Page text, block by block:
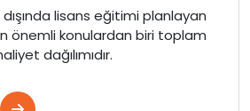
dışında lisans eğitimi planlayan
önemli konulardan biri toplam
dağılımıdır.